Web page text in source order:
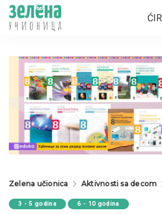
ĆIR
Zelena učionica Aktivnosti sa decom
3 - 5 godina 6 - 10 godina